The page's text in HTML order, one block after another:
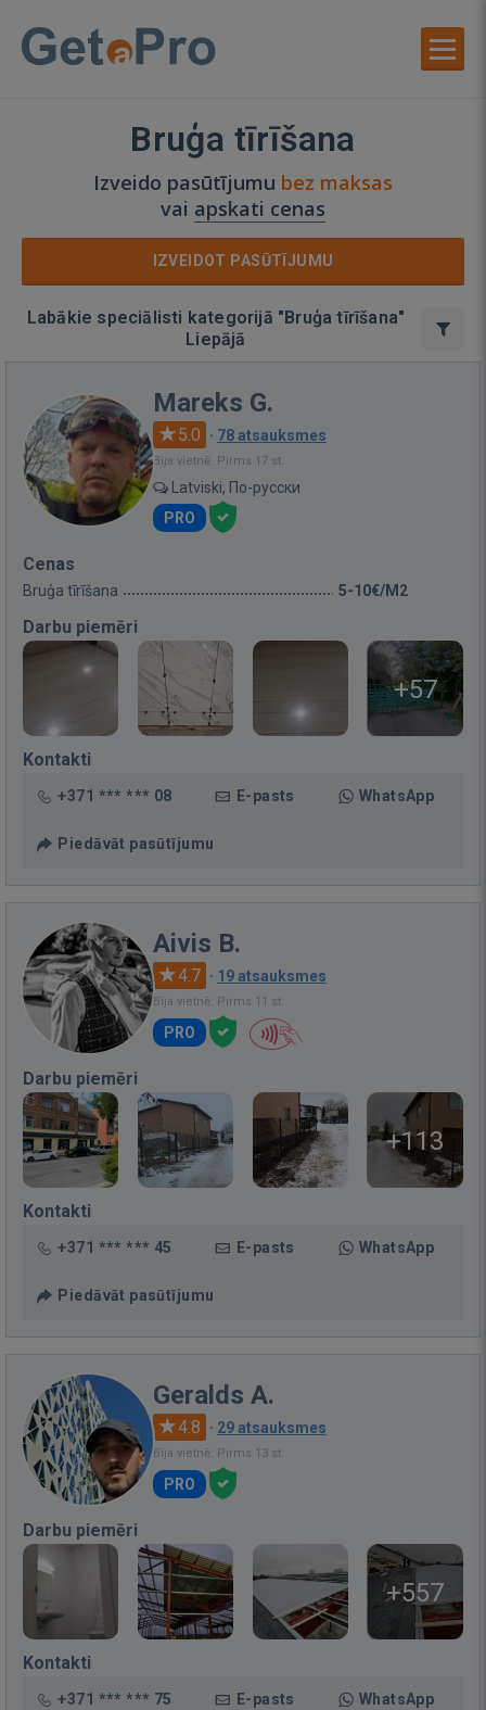
Bruģa tīrīšana
Izveido pasūtījumu bez maksas
vai apskati cenas
IZVEIDOT PASŪTĪJUMU
Labākie speciālisti kategorijā "Bruģa tīrīšana"
Liepājā
Mareks G.
5.0 · 78 atsauksmes
Bija vietnē: Pirms 17 st.
Latviski, По-русски
PRO
Cenas
Bruģa tīrīšana 5-10€/M2
Darbu piemēri
+57
Kontakti
+371 *** *** 08 E-pasts WhatsApp
Piedāvāt pasūtījumu
Aivis B.
4.7 · 19 atsauksmes
Bija vietnē: Pirms 11 st.
PRO
Darbu piemēri
+113
Kontakti
+371 *** *** 45 E-pasts WhatsApp
Piedāvāt pasūtījumu
Geralds A.
4.8 · 29 atsauksmes
Bija vietnē: Pirms 13 st.
PRO
Darbu piemēri
+557
Kontakti
+371 *** *** 75 E-pasts WhatsApp